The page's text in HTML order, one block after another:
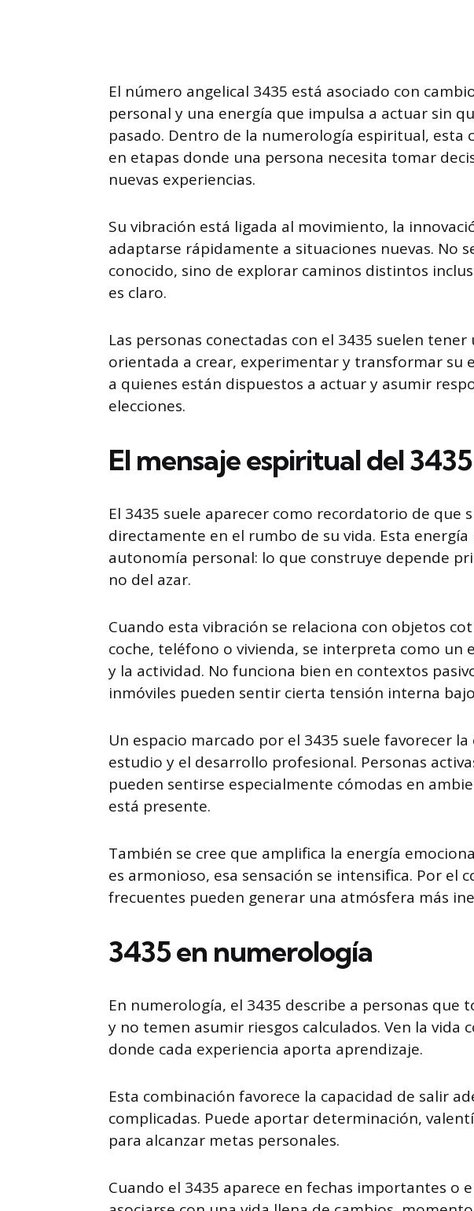
El número angelical 3435 está asociado con
personal y una energía que impulsa a actuar sin
pasado. Dentro de la numerología espiritual, esta
en etapas donde una persona necesita tomar
nuevas experiencias.
Su vibración está ligada al movimiento, la
adaptarse rápidamente a situaciones nuevas. No
conocido, sino de explorar caminos distintos
es claro.
Las personas conectadas con el 3435 suelen
orientada a crear, experimentar y transformar su
a quienes están dispuestos a actuar y asumir
elecciones.
El mensaje espiritual del 3435
El 3435 suele aparecer como recordatorio de que
directamente en el rumbo de su vida. Esta
autonomía personal: lo que construye depende
no del azar.
Cuando esta vibración se relaciona con objetos
coche, teléfono o vivienda, se interpreta como un
y la actividad. No funciona bien en contextos
inmóviles pueden sentir cierta tensión interna
Un espacio marcado por el 3435 suele favorecer
estudio y el desarrollo profesional. Personas
pueden sentirse especialmente cómodas en
está presente.
También se cree que amplifica la energía
es armonioso, esa sensación se intensifica. Por el
frecuentes pueden generar una atmósfera más
3435 en numerología
En numerología, el 3435 describe a personas que
y no temen asumir riesgos calculados. Ven la vida
donde cada experiencia aporta aprendizaje.
Esta combinación favorece la capacidad de salir
complicadas. Puede aportar determinación,
para alcanzar metas personales.
Cuando el 3435 aparece en fechas importantes o